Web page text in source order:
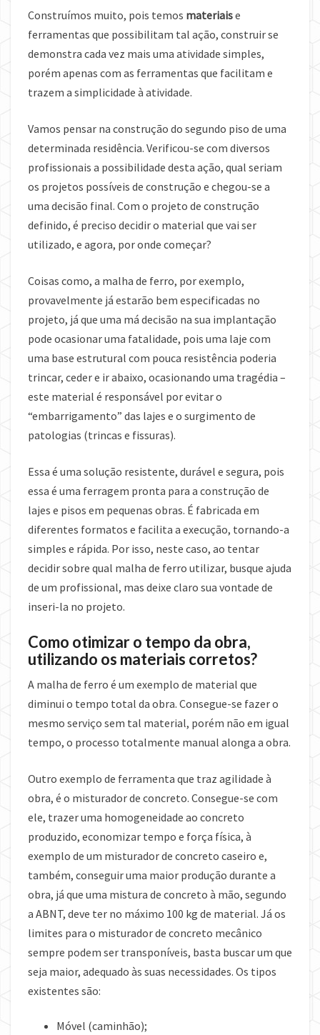
Construímos muito, pois temos materiaise
ferramentas que possibilitam tal ação, construir se
demonstra cada vez mais uma atividade simples,
porém apenas com as ferramentas que facilitam e
trazem a simplicidade à atividade.
Vamos pensar na construção do segundo piso de uma
determinada residência. Verificou-se com diversos
profissionais a possibilidade desta ação, qual seriam
os projetos possíveis de construção e chegou-se a
uma decisão final. Com o projeto de construção
definido, é preciso decidir o material que vai ser
utilizado, e agora, por onde começar?
Coisas como, a malha de ferro, por exemplo,
provavelmente já estarão bem especificadas no
projeto, já que uma má decisão na sua implantação
pode ocasionar uma fatalidade, pois uma laje com
uma base estrutural com pouca resistência poderia
trincar, ceder e ir abaixo, ocasionando uma tragédia –
este material é responsável por evitar o
“embarrigamento” das lajes e o surgimento de
patologias (trincas e fissuras).
Essa é uma solução resistente, durável e segura, pois
essa é uma ferragem pronta para a construção de
lajes e pisos em pequenas obras. É fabricada em
diferentes formatos e facilita a execução, tornando-a
simples e rápida. Por isso, neste caso, ao tentar
decidir sobre qual malha de ferro utilizar, busque ajuda
de um profissional, mas deixe claro sua vontade de
inseri-la no projeto.
Como otimizar o tempo da obra,
utilizando os materiais corretos?
A malha de ferro é um exemplo de material que
diminui o tempo total da obra. Consegue-se fazer o
mesmo serviço sem tal material, porém não em igual
tempo, o processo totalmente manual alonga a obra.
Outro exemplo de ferramenta que traz agilidade à
obra, é o misturador de concreto. Consegue-se com
ele, trazer uma homogeneidade ao concreto
produzido, economizar tempo e força física, à
exemplo de um misturador de concreto caseiro e,
também, conseguir uma maior produção durante a
obra, já que uma mistura de concreto à mão, segundo
a ABNT, deve ter no máximo 100 kg de material. Já os
limites para o misturador de concreto mecânico
sempre podem ser transponíveis, basta buscar um que
seja maior, adequado às suas necessidades. Os tipos
existentes são:
Móvel (caminhão);